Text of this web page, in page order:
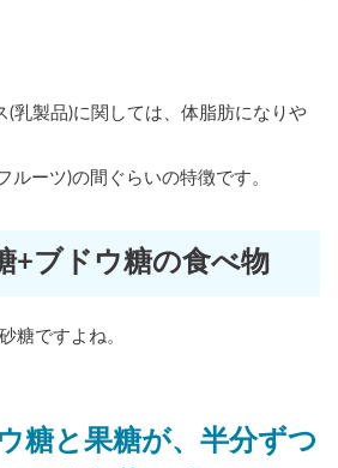
(乳製品)に関しては、体脂肪になりや
ルーツ)の間ぐらいの特徴です。
+ブドウ糖の食べ物
糖ですよね。
糖と果糖が、半分ずつ